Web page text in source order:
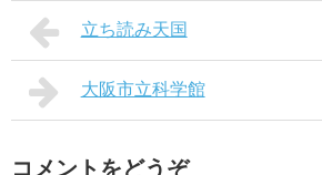
立ち読み天国
大阪市立科学館
コメントをどうぞ